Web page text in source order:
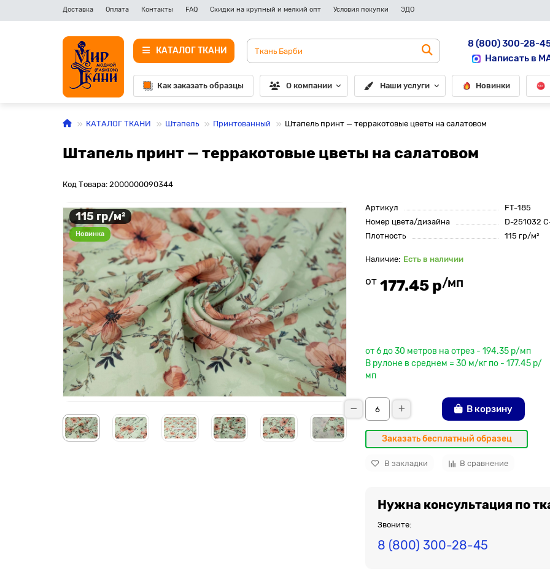
Доставка Оплата Контакты FAQ Скидки на крупный и мелкий опт Условия покупки ЭДО
КАТАЛОГ ТКАНИ
8 (800) 300-28-
Написать в
Как заказать образцы О компании Наши услуги Новинки
КАТАЛОГ ТКАНИ Штапель Принтованный Штапель принт — терракотовые цветы на салатовом
Штапель принт — терракотовые цветы на салатовом
Код Товара: 2000000090344
115 гр/м²
Новинка
Артикул
FT-185
Номер цвета/дизайна
D-251032
Плотность
115 гр/м²
Есть в наличии
от 177.45 р/мп
от 6 до 30 метров на отрез - 194.35 р/мп
В рулоне в среднем = 30 м/кг по - 177.45 р/
мп
В корзину
Заказать бесплатный образец
В закладки В сравнение
Нужна консультация по
Звоните:
8 (800) 300-28-45